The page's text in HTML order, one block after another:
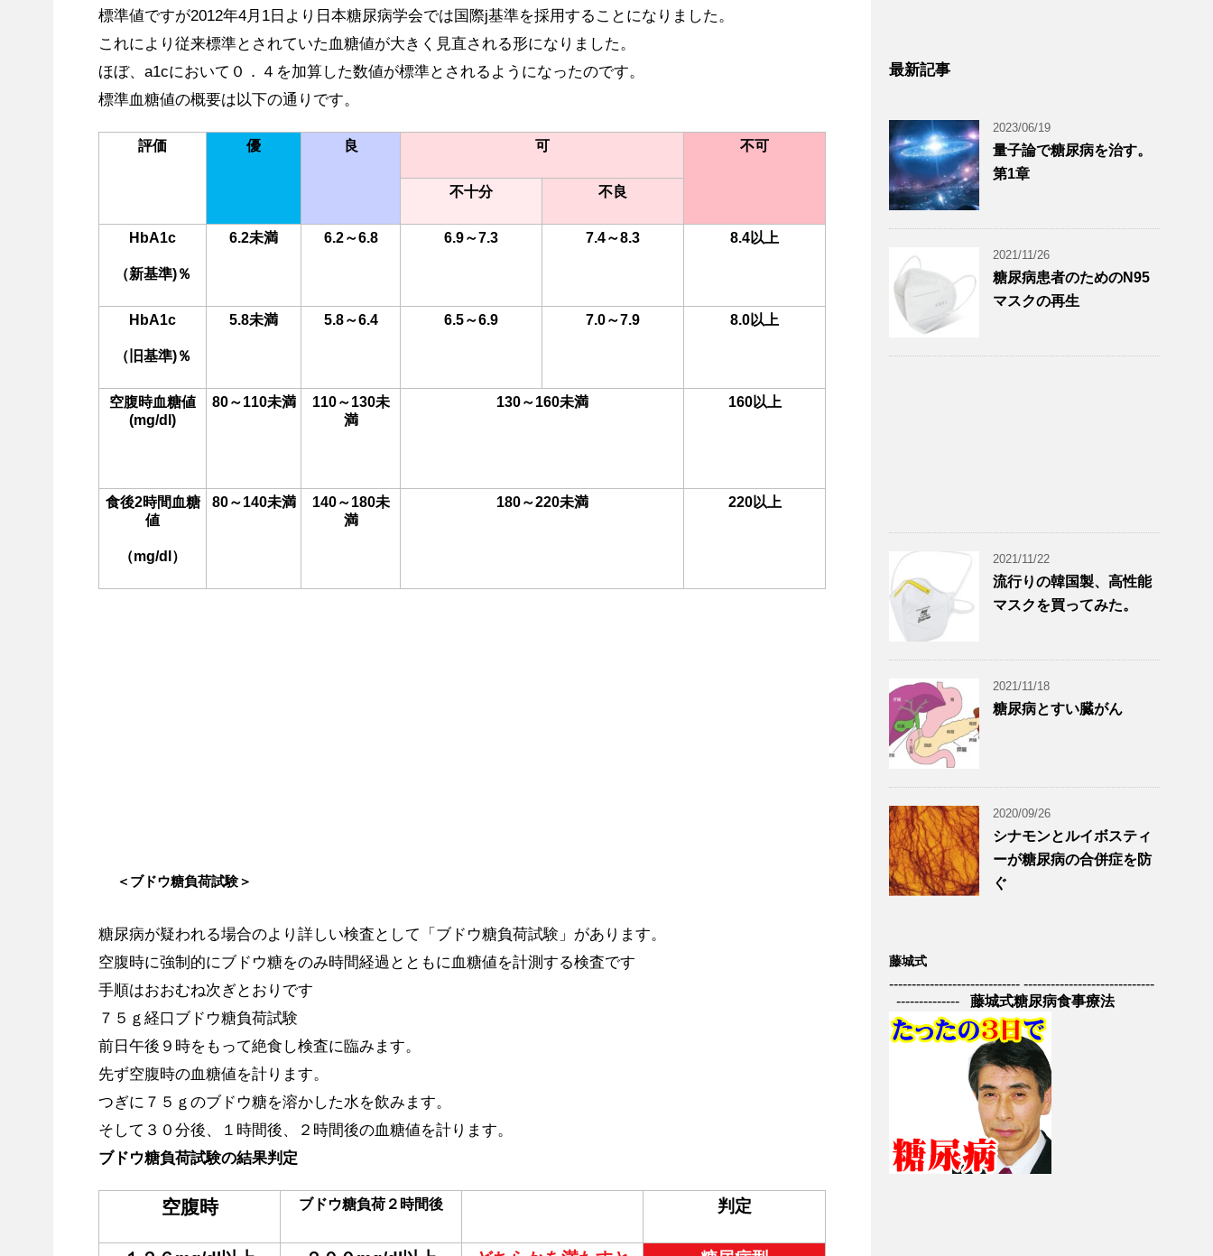
標準値ですが2012年4月1日より日本糖尿病学会では国際j基準を採用することになりました。
これにより従来標準とされていた血糖値が大きく見直される形になりました。
ほぼ、a1cにおいて０．４を加算した数値が標準とされるようになったのです。
標準血糖値の概要は以下の通りです。
評価 優 良 可 不可
不十分 不良
HbA1c
（新基準)％
6.2未満 6.2～6.8 6.9～7.3 7.4～8.3 8.4以上
HbA1c
（旧基準)％
5.8未満 5.8～6.4 6.5～6.9 7.0～7.9 8.0以上
空腹時血糖値
(mg/dl)
80～110未満
110～130未
満
130～160未満 160以上
食後2時間血糖
値
（mg/dl）
80～140未満
140～180未
満
180～220未満 220以上
＜ブドウ糖負荷試験＞
糖尿病が疑われる場合のより詳しい検査として「ブドウ糖負荷試験」があります。
空腹時に強制的にブドウ糖をのみ時間経過とともに血糖値を計測する検査です
手順はおおむね次ぎとおりです
７５ｇ経口ブドウ糖負荷試験
前日午後９時をもって絶食し検査に臨みます。
先ず空腹時の血糖値を計ります。
つぎに７５ｇのブドウ糖を溶かした水を飲みます。
そして３０分後、１時間後、２時間後の血糖値を計ります。
ブドウ糖負荷試験の結果判定
空腹時 ブドウ糖負荷 ２時間後 判定
最新記事
2023/06/19
量子論で糖尿病を治す。
第1章
2021/11/26
糖尿病患者のためのN95
マスクの再生
2021/11/22
流行りの韓国製、高性能
マスクを買ってみた。
2021/11/18
糖尿病とすい臓がん
2020/09/26
シナモンとルイボスティ
ーが糖尿病の合併症を防
ぐ
藤城式
----------------------------- -----------------------------
-------------- 藤城式糖尿病食事療法